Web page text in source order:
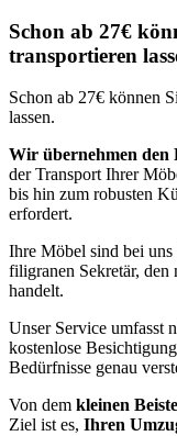
Schon ab 27€
transportieren
Schon ab 27€ können
lassen.
Wir übernehmen den
der Transport Ihrer
bis hin zum robusten
erfordert.
Ihre Möbel sind bei uns
filigranen Sekretär, den
handelt.
Unser Service umfasst
kostenlose
Bedürfnisse genau
Von dem kleinen
Ziel ist es, Ihren